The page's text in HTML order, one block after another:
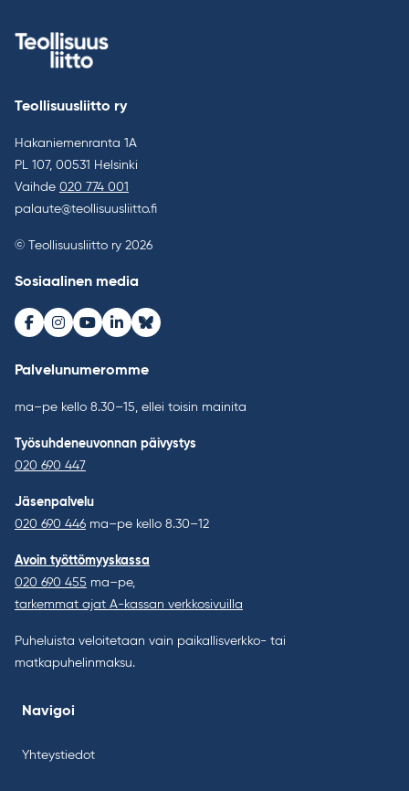
Teollisuusliitto ry
Hakaniemenranta 1A
PL 107, 00531 Helsinki
Vaihde 020 774 001
palaute@teollisuusliitto.fi
© Teollisuusliitto ry 2026
Sosiaalinen media
Facebook
Instagram
Youtube
LinkedInBluesky
Palvelunumeromme
ma–pe kello 8.30–15, ellei toisin mainita
Työsuhdeneuvonnan päivystys
020 690 447
Jäsenpalvelu
020 690 446 ma–pe kello 8.30–12
Avoin työttömyyskassa
020 690 455 ma–pe,
tarkemmat ajat A-kassan verkkosivuilla
Puheluista veloitetaan vain paikallisverkko- tai
matkapuhelinmaksu.
Navigoi
Yhteystiedot